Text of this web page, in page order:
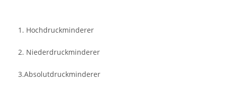
1. Hochdruckminderer
2. Niederdruckminderer
3.Absolutdruckminderer